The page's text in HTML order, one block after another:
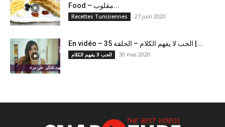
Food – مقلوب...
Recettes Tunisiennes 27 juin 2020
En vidéo – الحب لا يفهم الكلام – الحلقة 35 |...
الحب لا يفهم الكلام 30 mai 2020